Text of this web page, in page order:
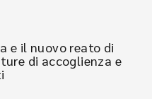
e il nuovo reato di
di accoglienza e